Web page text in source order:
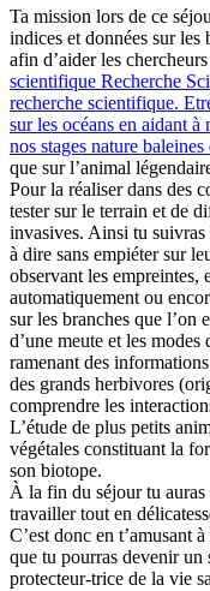
Ta mission lors de ce
indices et données sur
afin d’aider les
scientifique Recherche
recherche scientifique.
sur les océans en aidant
nos stages nature
que sur l’animal
Pour la réaliser dans des
tester sur le terrain et de
invasives. Ainsi tu suivras
à dire sans empiéter sur
observant les empreintes,
automatiquement ou
sur les branches que l’on
d’une meute et les
ramenant des
des grands herbivores
comprendre les
L’étude de plus petits
végétales constituant la
son biotope.
À la fin du séjour tu
travailler tout en
C’est donc en t’amusant
que tu pourras devenir un
protecteur-trice de la vie